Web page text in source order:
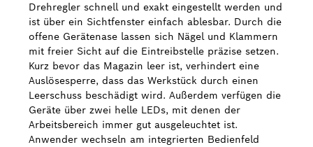
Drehregler schnell und exakt eingestellt werden und
ist über ein Sichtfenster einfach ablesbar. Durch die
offene Gerätenase lassen sich Nägel und Klammern
mit freier Sicht auf die Eintreibstelle präzise setzen.
Kurz bevor das Magazin leer ist, verhindert eine
Auslösesperre, dass das Werkstück durch einen
Leerschuss beschädigt wird. Außerdem verfügen die
Geräte über zwei helle LEDs, mit denen der
Arbeitsbereich immer gut ausgeleuchtet ist.
Anwender wechseln am integrierten Bedienfeld